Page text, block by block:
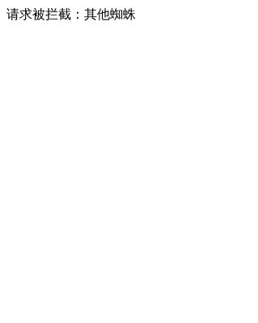
请求被拦截：其他蜘蛛